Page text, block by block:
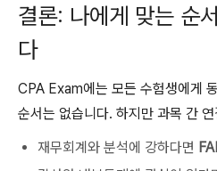
결론: 나에게 맞는 순
다
CPA Exam에는 모든 수험생에게
순서는 없습니다. 하지만 과목 간
재무회계와 분석에 강하다면